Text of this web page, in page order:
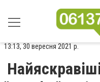
13:13, 30 вересня 2021 р.